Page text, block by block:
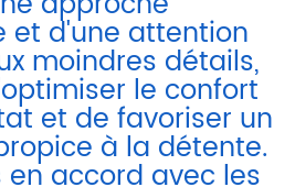
et d'une attention
moindres détails,
le confort
et de favoriser un
à la détente.
en accord avec les